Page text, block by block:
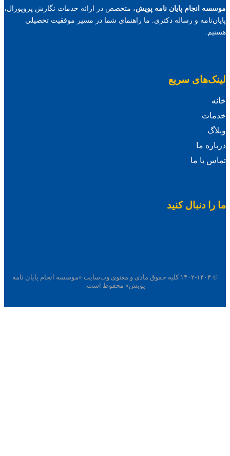
انجام پایان نامه پویش، متخصص در ارائه خدمات نگارش پروپوزال،
و رساله دکتری. ما راهنمای شما در مسیر موفقیت تحصیلی
سریع
ما
با ما
دنبال کنید
© ۱۴۰۲-۱۴۰۴ کلیه حقوق مادی و معنوی وب‌سایت «موسسه انجام پایان نامه
پویش» محفوظ است.